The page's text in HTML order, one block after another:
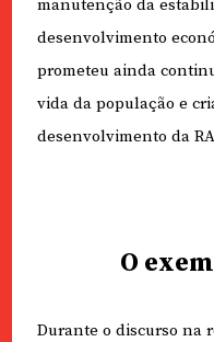
manutenção da
desenvolvimento
prometeu ainda
vida da população e
desenvolvimento da
O
Durante o discurso na